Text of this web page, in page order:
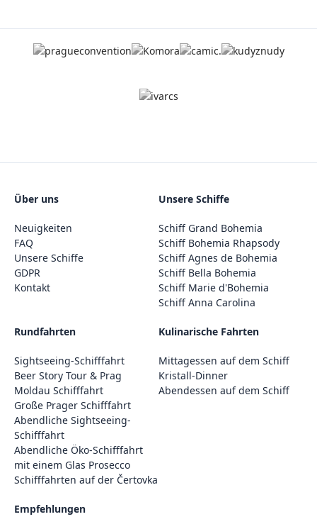
Über uns
Neuigkeiten
FAQ
Unsere Schiffe
GDPR
Kontakt
Unsere Schiffe
Schiff Grand Bohemia
Schiff Bohemia Rhapsody
Schiff Agnes de Bohemia
Schiff Bella Bohemia
Schiff Marie d'Bohemia
Schiff Anna Carolina
Rundfahrten
Sightseeing-Schifffahrt
Beer Story Tour & Prag
Moldau Schifffahrt
Große Prager Schifffahrt
Abendliche Sightseeing-
Schifffahrt
Abendliche Öko-Schifffahrt
mit einem Glas Prosecco
Schifffahrten auf der Čertovka
Kulinarische Fahrten
Mittagessen auf dem Schiff
Kristall-Dinner
Abendessen auf dem Schiff
Empfehlungen